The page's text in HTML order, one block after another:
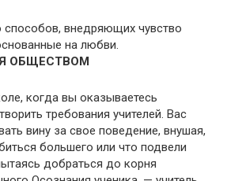
способов, внедряющих чувство
на любви.
ОБЩЕСТВОМ
когда вы оказываетесь
требования учителей. Вас
вину за свое поведение, внушая,
большего или что подвели
добраться до корня